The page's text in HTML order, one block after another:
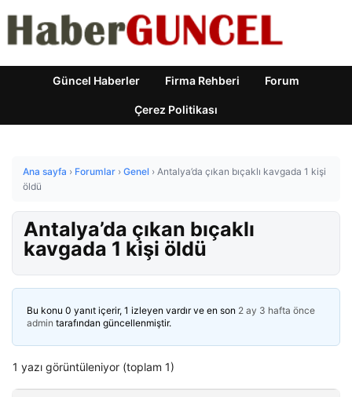
Güncel Haberler Firma Rehberi Forum
Çerez Politikası
Ana sayfa › Forumlar › Genel › Antalya’da çıkan bıçaklı kavgada 1 kişi
öldü
Antalya’da çıkan bıçaklı
kavgada 1 kişi öldü
Bu konu 0 yanıt içerir, 1 izleyen vardır ve en son 2 ay 3 hafta önce
admin tarafından güncellenmiştir.
1 yazı görüntüleniyor (toplam 1)